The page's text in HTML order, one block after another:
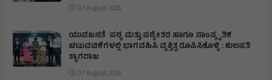
07 August 2026
ಯುವಜನತೆ ಪಠ್ಯ ಮತ್ತು ಪಠ್ಯೇತರ ಹಾಗೂ ಸಾಂಸ್ಕೃತಿಕ
ಚಟುವಟಿಕೆಗಳಲ್ಲಿ ಭಾಗವಹಿಸಿ ವ್ಯಕ್ತಿತ್ವ ರೂಪಿಸಿಕೊಳ್ಳಿ : ಕುಲಪತಿ
ತ್ಯಾಗರಾಜ
07 August 2026